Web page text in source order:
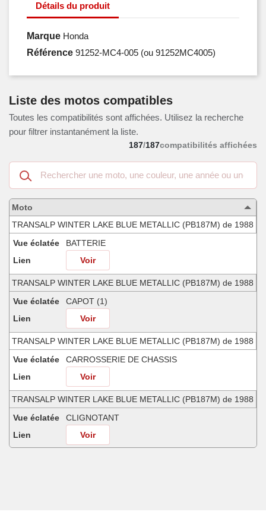
Détails du produit
Marque Honda
Référence 91252-MC4-005 (ou 91252MC4005)
Liste des motos compatibles
Toutes les compatibilités sont affichées. Utilisez la recherche
pour filtrer instantanément la liste.
187/187compatibilités affichées
Recherche
dans
les
motos
compatibles
Moto
TRANSALP WINTER LAKE BLUE METALLIC (PB187M) de 1988
Vue éclatée
BATTERIE
Lien
Voir
TRANSALP WINTER LAKE BLUE METALLIC (PB187M) de 1988
Vue éclatée
CAPOT (1)
Lien
Voir
TRANSALP WINTER LAKE BLUE METALLIC (PB187M) de 1988
Vue éclatée
CARROSSERIE DE CHASSIS
Lien
Voir
TRANSALP WINTER LAKE BLUE METALLIC (PB187M) de 1988
Vue éclatée
CLIGNOTANT
Lien
Voir